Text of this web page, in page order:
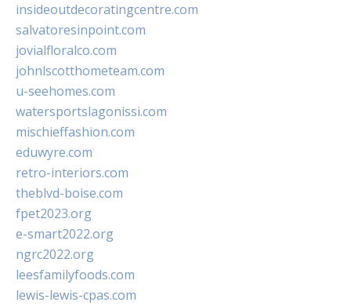
insideoutdecoratingcentre.com
salvatoresinpoint.com
jovialfloralco.com
johnlscotthometeam.com
u-seehomes.com
watersportslagonissi.com
mischieffashion.com
eduwyre.com
retro-interiors.com
theblvd-boise.com
fpet2023.org
e-smart2022.org
ngrc2022.org
leesfamilyfoods.com
lewis-lewis-cpas.com